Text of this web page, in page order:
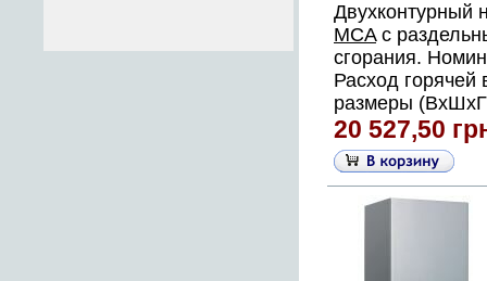
Двухконтурный
MCAс
сгорания.
Расход
размеры
20 527,50